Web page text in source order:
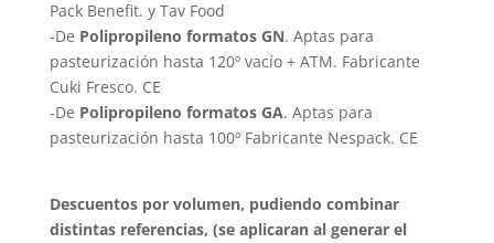
Pack Benefit. y Tav Food
-De Polipropileno formatos GN. Aptas para
pasteurización hasta 120º vacío + ATM. Fabricante
Cuki Fresco. CE
-De Polipropileno formatos GA. Aptas para
pasteurización hasta 100º Fabricante Nespack. CE
Descuentos por volumen, pudiendo combinar
distintas referencias, (se aplicaran al generar el